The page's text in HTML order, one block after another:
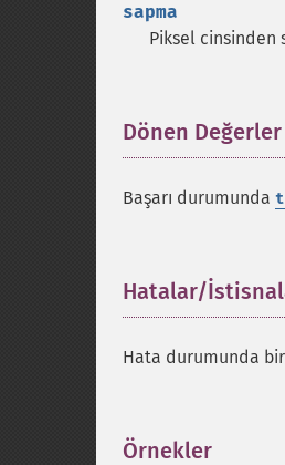
sapma
Piksel cinsinden
Dönen Değerler
Başarı durumunda
Hatalar/
Hata durumunda bir
Örnekler